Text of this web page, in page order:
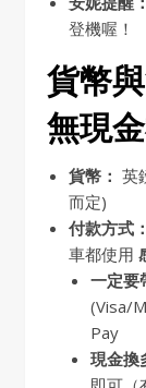
登機喔！
貨幣
無現
貨幣： 英
而定)
付款方式：
車都使用
一定要
(Visa/
Pay
現金換